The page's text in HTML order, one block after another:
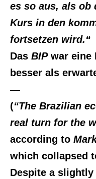
es so aus, als ob
Kurs in den
fortsetzen wird.“
Das BIPwar eine
besser als
—
(“The Brazilian
real turn for the
according to
which collapsed
Despite a slightly